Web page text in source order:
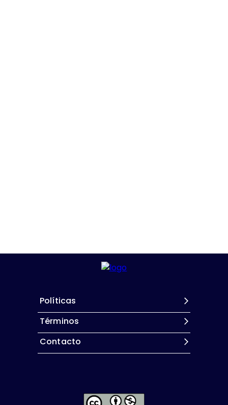
Políticas
Términos
Contacto